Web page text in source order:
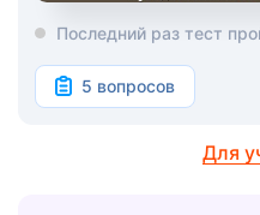
Последний раз тест
5 вопросов
Для